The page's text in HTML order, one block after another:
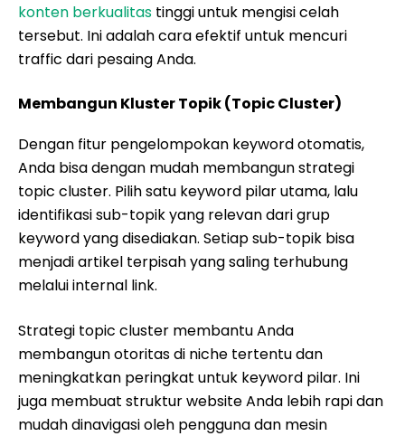
konten berkualitas tinggi untuk mengisi celah
tersebut. Ini adalah cara efektif untuk mencuri
traffic dari pesaing Anda.
Membangun Kluster Topik (Topic Cluster)
Dengan fitur pengelompokan keyword otomatis,
Anda bisa dengan mudah membangun strategi
topic cluster. Pilih satu keyword pilar utama, lalu
identifikasi sub-topik yang relevan dari grup
keyword yang disediakan. Setiap sub-topik bisa
menjadi artikel terpisah yang saling terhubung
melalui internal link.
Strategi topic cluster membantu Anda
membangun otoritas di niche tertentu dan
meningkatkan peringkat untuk keyword pilar. Ini
juga membuat struktur website Anda lebih rapi dan
mudah dinavigasi oleh pengguna dan mesin